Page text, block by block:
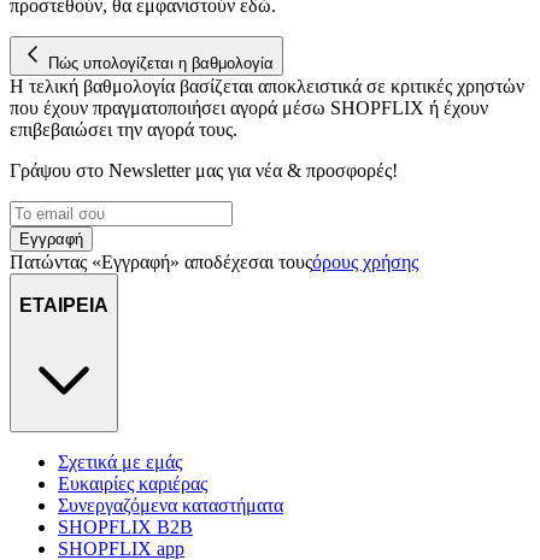
στη συσκευή σας, με σκοπό την προβολή εξατομικευμένων
διαφημίσεων και περιεχομένου, τις μετρήσεις σχετικά με
διαφημίσεις και περιεχόμενο, την καλύτερη εικόνα του κοινού
μας και την ανάπτυξη προϊόντων. Επίσης, κοινοποιούμε
πληροφορίες σχετικά με την από μέρους σας χρήση της
τοποθεσίας μας στους συνεργάτες μέσων κοινωνικής
δικτύωσης, διαφημίσεων και ανάλυσης.
προστεθούν, θα εμφανιστούν εδώ.
Πώς υπολογίζεται η βαθμολογία
Η τελική βαθμολογία βασίζεται αποκλειστικά σε κριτικές χρηστών
που έχουν πραγματοποιήσει αγορά μέσω SHOPFLIX ή έχουν
επιβεβαιώσει την αγορά τους.
Γράψου στο Νewsletter μας για νέα & προσφορές!
Εγγραφή
Πατώντας «Εγγραφή» αποδέχεσαι τουςόρους χρήσης
ΕΤΑΙΡΕΙΑ
Σχετικά με εμάς
Ευκαιρίες καριέρας
Συνεργαζόμενα καταστήματα
SHOPFLIX B2B
SHOPFLIX app